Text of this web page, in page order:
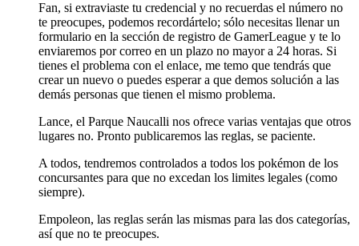
Fan, si extraviaste tu credencial y no recuerdas el número no
te preocupes, podemos recordártelo; sólo necesitas llenar un
formulario en la sección de registro de GamerLeague y te lo
enviaremos por correo en un plazo no mayor a 24 horas. Si
tienes el problema con el enlace, me temo que tendrás que
crear un nuevo o puedes esperar a que demos solución a las
demás personas que tienen el mismo problema.
Lance, el Parque Naucalli nos ofrece varias ventajas que otros
lugares no. Pronto publicaremos las reglas, se paciente.
A todos, tendremos controlados a todos los pokémon de los
concursantes para que no excedan los limites legales (como
siempre).
Empoleon, las reglas serán las mismas para las dos categorías,
así que no te preocupes.